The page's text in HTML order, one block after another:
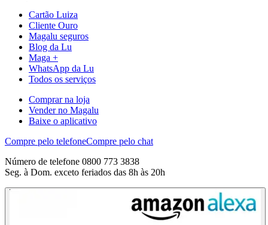
Cartão Luiza
Cliente Ouro
Magalu seguros
Blog da Lu
Maga +
WhatsApp da Lu
Todos os serviços
Comprar na loja
Vender no Magalu
Baixe o aplicativo
Compre pelo telefoneCompre pelo chat
Número de telefone 0800 773 3838
Seg. à Dom. exceto feriados das 8h às 20h